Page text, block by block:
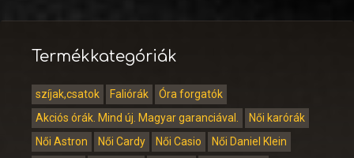
Termékkategóriák
szíjak,csatok Faliórák
Óra forgatók
Akciós órák. Mind új. Magyar garanciával.
Női karórák
Női Astron
Női Cardy Női Casio
Női Daniel Klein